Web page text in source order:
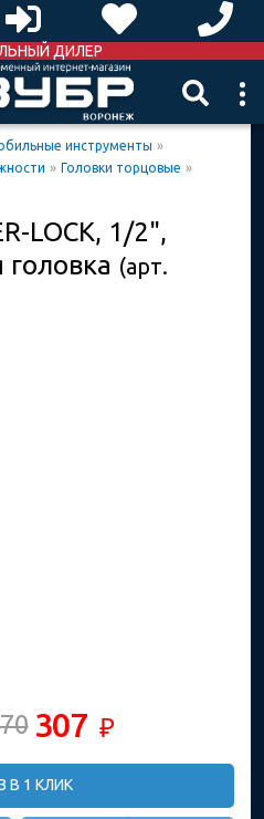
ДИЛЕР
инструменты »
» Головки торцовые »
LOCK, 1/2",
(арт.
307 ₽
В 1 КЛИК